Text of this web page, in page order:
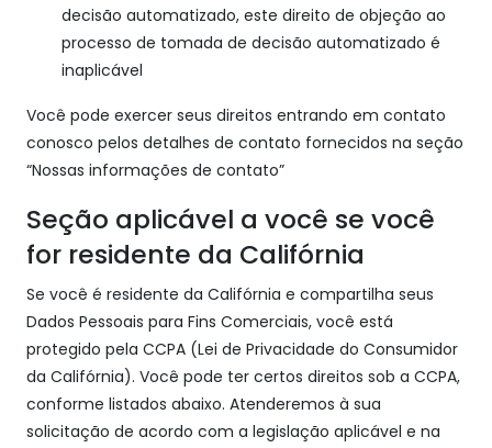
decisão automatizado, este direito de objeção ao
processo de tomada de decisão automatizado é
inaplicável
Você pode exercer seus direitos entrando em contato
conosco pelos detalhes de contato fornecidos na seção
“Nossas informações de contato”
Seção aplicável a você se você
for residente da Califórnia
Se você é residente da Califórnia e compartilha seus
Dados Pessoais para Fins Comerciais, você está
protegido pela CCPA (Lei de Privacidade do Consumidor
da Califórnia). Você pode ter certos direitos sob a CCPA,
conforme listados abaixo. Atenderemos à sua
solicitação de acordo com a legislação aplicável e na